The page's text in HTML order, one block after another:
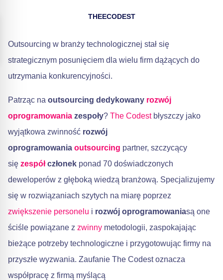
THEECODEST
Outsourcing w branży technologicznej stał się
strategicznym posunięciem dla wielu firm dążących do
utrzymania konkurencyjności.
Patrząc na outsourcing dedykowany rozwój
oprogramowania zespoły? The Codestbłyszczy jako
wyjątkowa zwinność rozwój
oprogramowania outsourcing partner, szczycący
się zespółczłonek ponad 70 doświadczonych
deweloperów z głęboką wiedzą branżową. Specjalizujemy
się w rozwiązaniach szytych na miarę poprzez
zwiększenie personelu i rozwój oprogramowaniasą one
ściśle powiązane z zwinny metodologii, zaspokajając
bieżące potrzeby technologiczne i przygotowując firmy na
przyszłe wyzwania. Zaufanie The Codest oznacza
współpracę z firmą myślącą